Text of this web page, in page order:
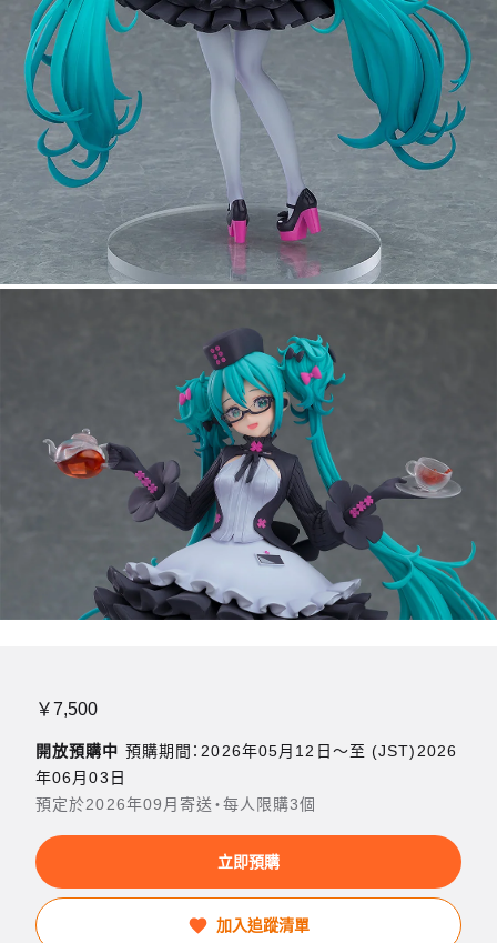
￥7,500
開放預購中 預購期間：2026年05月12日〜至 (JST)2026
年06月03日
預定於2026年09月寄送・每人限購3個
立即預購
加入追蹤清單